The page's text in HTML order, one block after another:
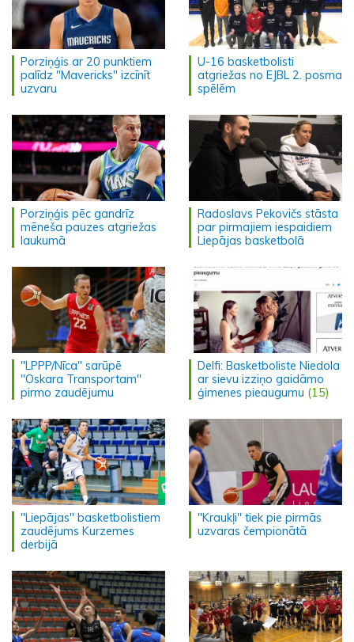
Porziņģis ar 20 punktiem
palīdz "Mavericks" izcīnīt
uzvaru
U-16 basketbolisti
atgriežas no EJBL 2. posma
spēlēm
Porziņģis pēc gandrīz
mēneša pauzes atgriežas
laukumā
Radoslavs Pekovičs stāsta
par pirmajiem iespaidiem
Liepājas basketbolā
"LPPP/Nīca" sarūpē
"Oskara Transportam"
pirmo zaudējumu
Delfi: Basketboliste Niedola
ar sievu izziņo gaidāmo
ģimenes pieaugumu (15)
"Liepājas" basketbolistiem
zaudējums Kurzemes
derbijā
"Kraukļi" tiek pie pirmās
uzvaras čempionātā